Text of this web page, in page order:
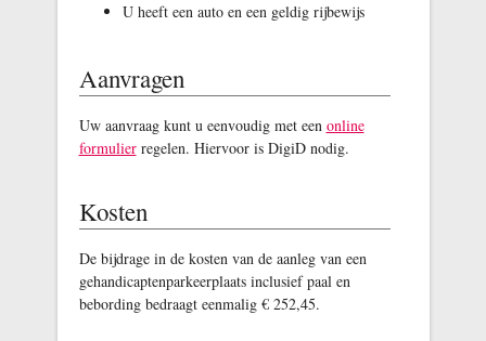
U heeft een auto en een geldig rijbewijs
Aanvragen
Uw aanvraag kunt u eenvoudig met een online
formulierregelen. Hiervoor is DigiD nodig.
Kosten
De bijdrage in de kosten van de aanleg van een
gehandicaptenparkeerplaats inclusief paal en
bebording bedraagt eenmalig € 252,45.